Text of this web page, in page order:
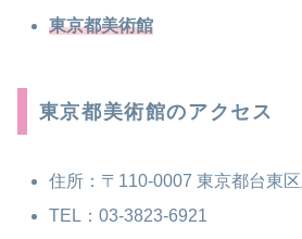
東京都美術館
東京都美術館のアクセス
住所：〒110-0007 東京都台東
TEL：03-3823-6921